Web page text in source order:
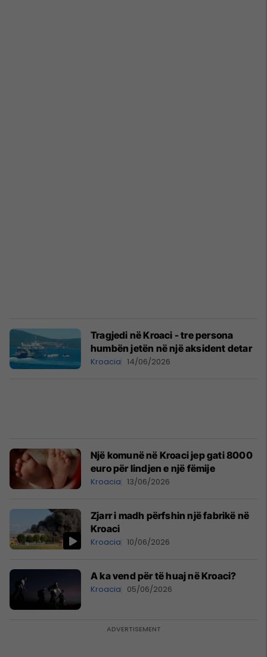
Tragjedi në Kroaci - tre persona
humbën jetën në një aksident detar
Kroacia 14/06/2026
Një komunë në Kroaci jep gati 8000
euro për lindjen e një fëmije
Kroacia 13/06/2026
Zjarr i madh përfshin një fabrikë në
Kroaci
Kroacia 10/06/2026
A ka vend për të huaj në Kroaci?
Kroacia 05/06/2026